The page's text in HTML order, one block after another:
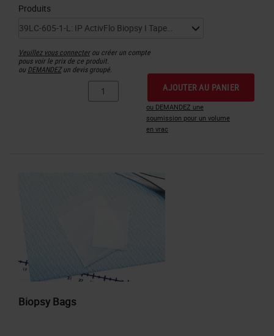
Produits
Veuillez vous connecterou créer un compte
pous voir le prix de ce produit.
ou DEMANDEZun devis groupé.
AJOUTER AU PANIER
ou DEMANDEZ une
soumission pour un volume
en vrac
Biopsy Bags